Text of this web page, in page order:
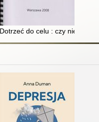
Dotrzeć do celu : czy